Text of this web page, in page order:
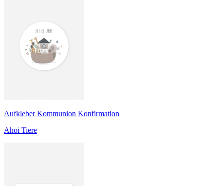
Aufkleber Kommunion Konfirmation
Ahoi Tiere